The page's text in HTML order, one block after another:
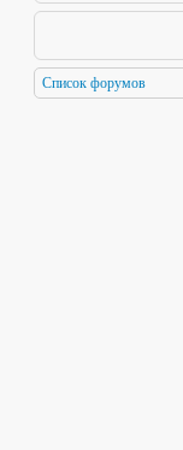
Список форумов